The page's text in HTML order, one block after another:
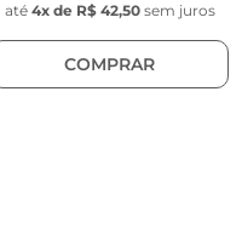
até 4x de R$ 42,50 sem juros
COMPRAR